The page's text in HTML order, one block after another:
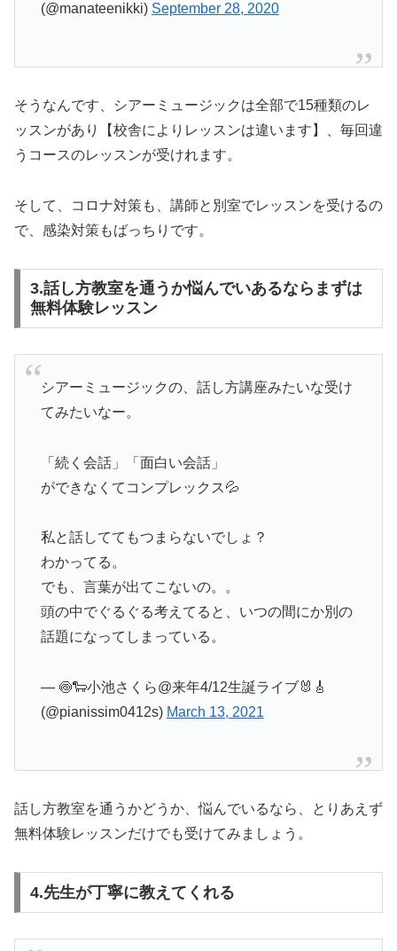
(@manateenikki) September 28, 2020
そうなんです、シアーミュージックは全部で15種類のレ
ッスンがあり【校舎によりレッスンは違います】、毎回違
うコースのレッスンが受けれます。
そして、コロナ対策も、講師と別室でレッスンを受けるの
で、感染対策もばっちりです。
3.話し方教室を通うか悩んでいあるならまずは
無料体験レッスン
シアーミュージックの、話し方講座みたいな受け
てみたいなー。
「続く会話」「面白い会話」
ができなくてコンプレックス💦
私と話しててもつまらないでしょ？
わかってる。
でも、言葉が出てこないの。。
頭の中でぐるぐる考えてると、いつの間にか別の
話題になってしまっている。
— 🍥🐑小池さくら@来年4/12生誕ライブ🐰🎸
(@pianissim0412s) March 13, 2021
話し方教室を通うかどうか、悩んでいるなら、とりあえず
無料体験レッスンだけでも受けてみましょう。
4.先生が丁寧に教えてくれる